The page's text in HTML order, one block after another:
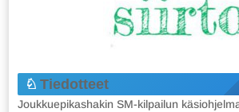
Tiedotteet
Joukkuepikashakin SM-kilpailun